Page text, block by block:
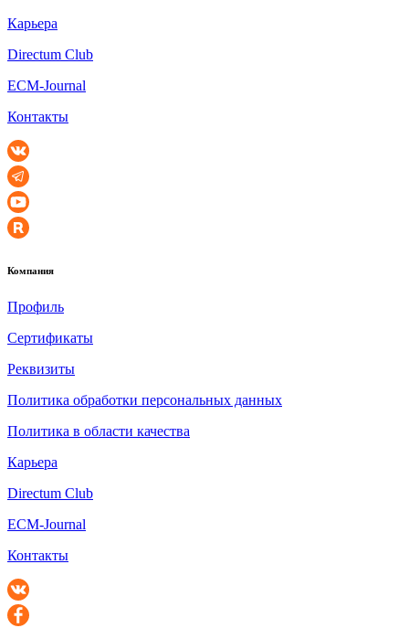
Карьера
Directum Club
ECM-Journal
Контакты
Компания
Профиль
Сертификаты
Реквизиты
Политика обработки персональных данных
Политика в области качества
Карьера
Directum Club
ECM-Journal
Контакты